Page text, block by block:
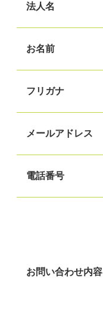
法人名
お名前
フリガナ
メールアドレス
電話番号
お問い合わせ内容